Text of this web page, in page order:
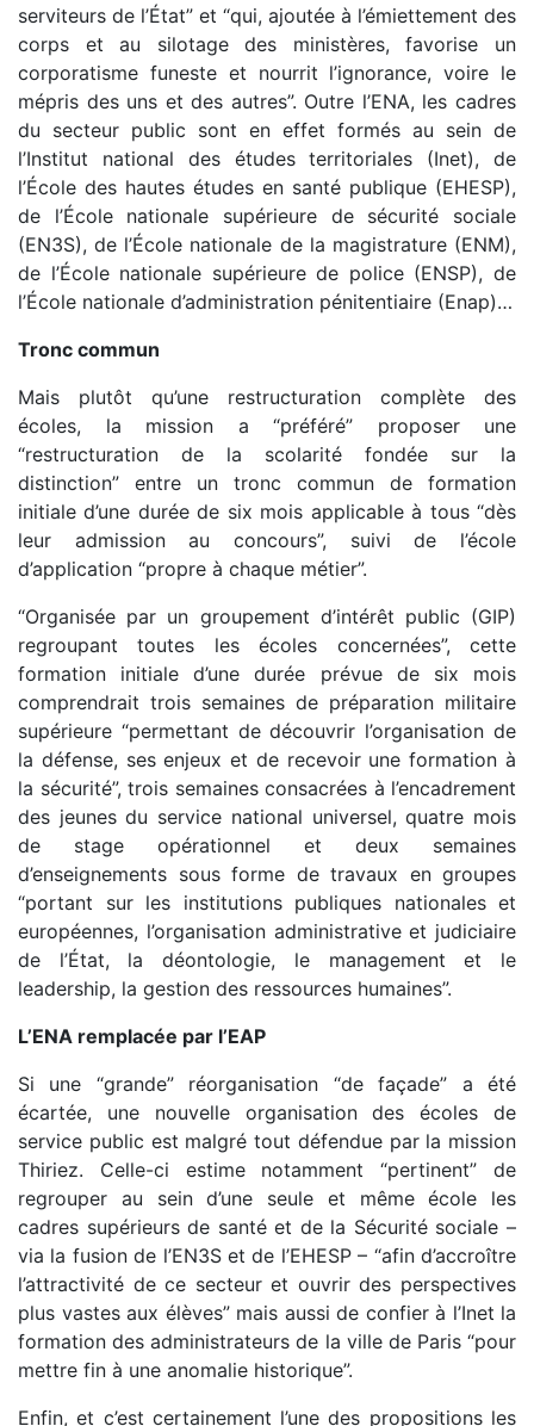
serviteurs de l’État” et “qui, ajoutée à l’émiettement des
corps et au silotage des ministères, favorise un
corporatisme funeste et nourrit l’ignorance, voire le
mépris des uns et des autres”. Outre l’ENA, les cadres
du secteur public sont en effet formés au sein de
l’Institut national des études territoriales (Inet), de
l’École des hautes études en santé publique (EHESP),
de l’École nationale supérieure de sécurité sociale
(EN3S), de l’École nationale de la magistrature (ENM),
de l’École nationale supérieure de police (ENSP), de
l’École nationale d’administration pénitentiaire (Enap)…
Tronc commun
Mais plutôt qu’une restructuration complète des
écoles, la mission a “préféré” proposer une
“restructuration de la scolarité fondée sur la
distinction” entre un tronc commun de formation
initiale d’une durée de six mois applicable à tous “dès
leur admission au concours”, suivi de l’école
d’application “propre à chaque métier”.
“Organisée par un groupement d’intérêt public (GIP)
regroupant toutes les écoles concernées”, cette
formation initiale d’une durée prévue de six mois
comprendrait trois semaines de préparation militaire
supérieure “permettant de découvrir l’organisation de
la défense, ses enjeux et de recevoir une formation à
la sécurité”, trois semaines consacrées à l’encadrement
des jeunes du service national universel, quatre mois
de stage opérationnel et deux semaines
d’enseignements sous forme de travaux en groupes
“portant sur les institutions publiques nationales et
européennes, l’organisation administrative et judiciaire
de l’État, la déontologie, le management et le
leadership, la gestion des ressources humaines”.
L’ENA remplacée par l’EAP
Si une “grande” réorganisation “de façade” a été
écartée, une nouvelle organisation des écoles de
service public est malgré tout défendue par la mission
Thiriez. Celle-ci estime notamment “pertinent” de
regrouper au sein d’une seule et même école les
cadres supérieurs de santé et de la Sécurité sociale –
via la fusion de l’EN3S et de l’EHESP – “afin d’accroître
l’attractivité de ce secteur et ouvrir des perspectives
plus vastes aux élèves” mais aussi de confier à l’Inet la
formation des administrateurs de la ville de Paris “pour
mettre fin à une anomalie historique”.
Enfin, et c’est certainement l’une des propositions les